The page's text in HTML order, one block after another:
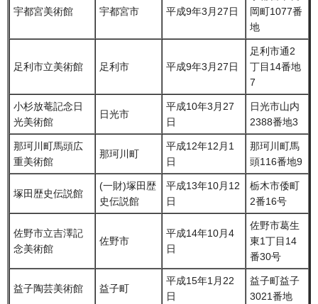
宇都宮美術館 宇都宮市 平成9年3月27日
岡町1077番
地
足利市立美術館 足利市 平成9年3月27日
足利市通2
丁目14番地
7
小杉放菴記念日
光美術館
日光市
平成10年3月27
日
日光市山内
2388番地3
那珂川町馬頭広
重美術館
那珂川町
平成12年12月1
日
那珂川町馬
頭116番地9
塚田歴史伝説館
(一財)塚田歴
史伝説館
平成13年10月12
日
栃木市倭町
2番16号
佐野市立吉澤記
念美術館
佐野市
平成14年10月4
日
佐野市葛生
東1丁目14
番30号
益子陶芸美術館 益子町
平成15年1月22
日
益子町益子
3021番地